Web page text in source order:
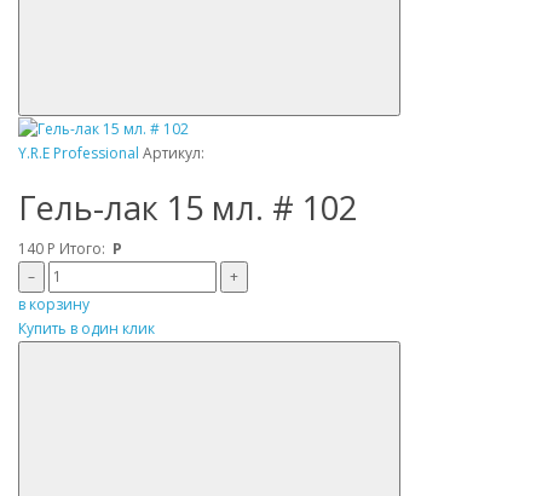
Y.R.E Professional Артикул:
Гель-лак 15 мл. # 102
140 Р Итого: Р
–
+
в корзину
Купить в один клик